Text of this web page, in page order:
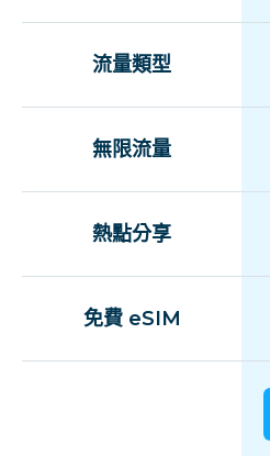
流量類型
無限流量
熱點分享
免費 eSIM